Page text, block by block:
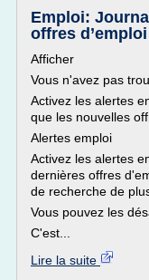
Emploi:
offres d’emploi
Afficher
Vous n'avez pas
Activez les alertes
que les nouvelles
Alertes emploi
Activez les alertes
dernières offres
de recherche de
Vous pouvez les
C'est...
Lire la suite